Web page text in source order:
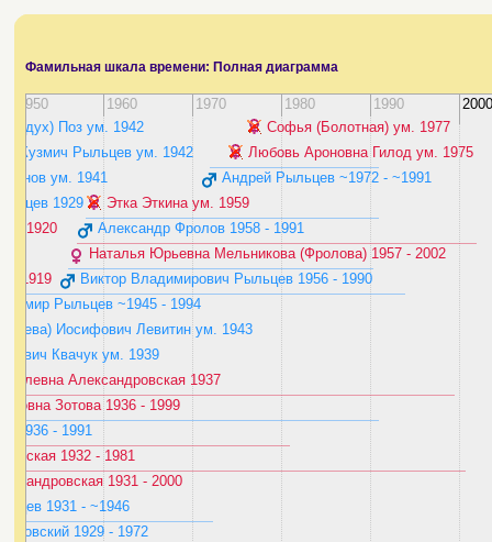
Фамильная шкала времени: Полная диаграмма
1950 1960 1970 1980 1990 2000
Софья (Болотная) ум. ‭1977‬
Любовь Ароновна Гилод ум. ‭1975‬
Андрей Рыльцев ‭~1972 - ~1991‬
Этка Эткина ум. ‭1959‬
Александр Фролов ‭1958 - 1991‬
Наталья Юрьевна Мельникова (Фролова) ‭1957 - 2002‬
Виктор Владимирович Рыльцев ‭1956 - 1990‬
Рыльцев ‭~1945 - 1994‬
(Лева) Иосифович Левитин ум. ‭1943‬
Поз ум. ‭1942‬
Кузмич Рыльцев ум. ‭1942‬
ум. ‭1941‬
Квачук ум. ‭1939‬
Александровская ‭1937‬
Зотова ‭1936 - 1999‬
‭1936 - 1991‬
‭1932 - 1981‬
‭1931 - 2000‬
‭1931 - ~1946‬
‭1929 - 1972‬
‭1929‬
‭1920‬
‭1919‬